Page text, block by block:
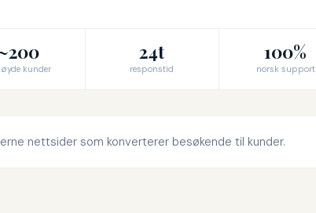
kunder
24t
responstid
100%
norsk support
nettsider som konverterer besøkende til kunder.